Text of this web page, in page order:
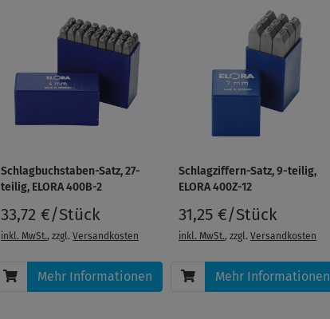
Schlagbuchstaben-Satz, 27-
teilig, ELORA 400B-2
33,72 €/Stück
inkl. MwSt., zzgl.Versandkosten
Mehr Informationen
Schlagziffern-Satz, 9-teilig,
ELORA 400Z-12
31,25 €/Stück
inkl. MwSt., zzgl. Versandkosten
Mehr Informationen